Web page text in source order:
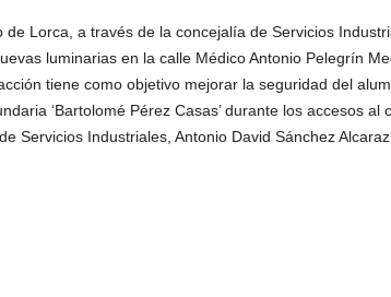
de Lorca, a través de la concejalía de Servicios
luminarias en la calle Médico Antonio Pelegrín
tiene como objetivo mejorar la seguridad del
‘Bartolomé Pérez Casas’ durante los accesos al
Servicios Industriales, Antonio David Sánchez Alcaraz.